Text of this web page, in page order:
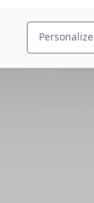
Personalize